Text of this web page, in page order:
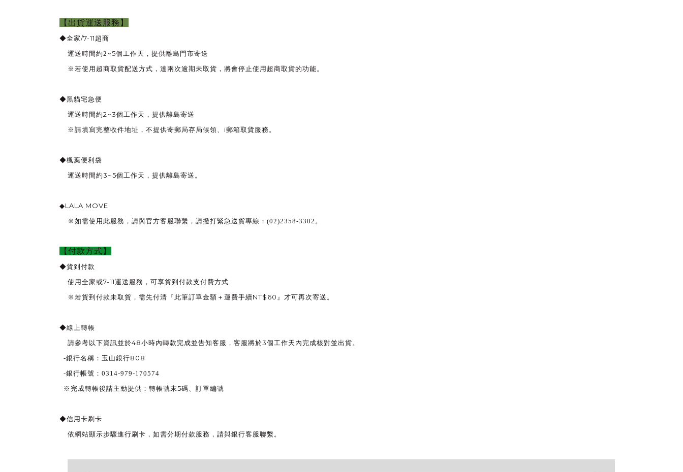
【出貨運送服務】
◆全家/7-11 超商
運送時間約2 ~5個工作天， 提供離島門市寄送
※若使用超商取貨配送方式，達兩次逾期未取貨，將會停止使用超商取貨的功能。
◆黑貓宅急便
運送時間約2~3個工作天， 提供離島寄送
※請填寫完整收件地址，不提供寄郵局存局候領、 i郵箱取貨服務。
◆楓葉便利袋
運送時間約3~5個工作天， 提供離島寄送。
◆LALA MOVE
※如需使用此服務，請與官方客服聯繫，請撥打緊急送貨專線：(02)2358-3302 。
【付款方式】
◆貨到付款
使用全家或7-11運送服務，可享貨到付款支付費方式
※若貨到付款未取貨，需先付清『此筆訂單金額＋ 運費手續NT$60 』才可再次寄送。
◆線上轉帳
請參考以下資訊並於48小時內轉款完成並告知客服，客服將於3個工作天內完成核對並出貨。
-銀行名稱：玉山銀行808
-銀行帳號：0314-979-170574
※完成轉帳後請主動提供：轉帳號末5碼、訂單編號
◆信用卡刷卡
依網站顯示步驟進行刷卡，如需分期付款服務，請與銀行客服聯繫。